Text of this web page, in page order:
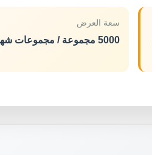
سعة العرض
5000 مجموعة / مجموعات شهريا